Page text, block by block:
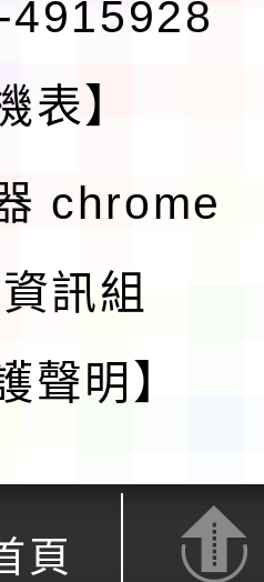
4915928
表】
chrome
訊組
聲明】
頁